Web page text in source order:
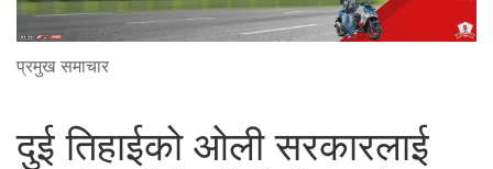
प्रमुख समाचार
दुई तिहाईको ओली सरकारलाई